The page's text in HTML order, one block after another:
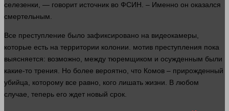
селезенки, — говорит источник во ФСИН. – Именно он оказался
смертельным.
Все преступление было зафиксировано на видеокамеры,
которые есть на территории колонии. мотив преступления пока
выясняется: возможно, между тюремщиком и осужденным были
какие-то трения. Но более вероятно , что Комов – прирожденный
убийца, которому все равно, кого лишать жизни . В любом
случае , теперь его ждет новый срок.